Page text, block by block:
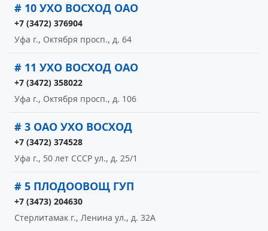
# 10 УХО ВОСХОД ОАО
+7 (3472) 376904
Уфа г., Октября просп., д. 64
# 11 УХО ВОСХОД ОАО
+7 (3472) 358022
Уфа г., Октября просп., д. 106
# 3 ОАО УХО ВОСХОД
+7 (3472) 374528
Уфа г., 50 лет СССР ул., д. 25/1
# 5 ПЛОДООВОЩ ГУП
+7 (3473) 204630
Стерлитамак г., Ленина ул., д. 32А